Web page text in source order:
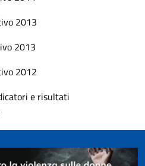
2013
2013
2012
e risultati